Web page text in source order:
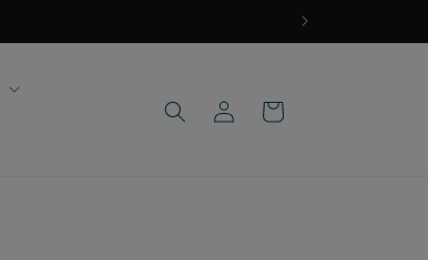
Inloggen
Winkelwagen